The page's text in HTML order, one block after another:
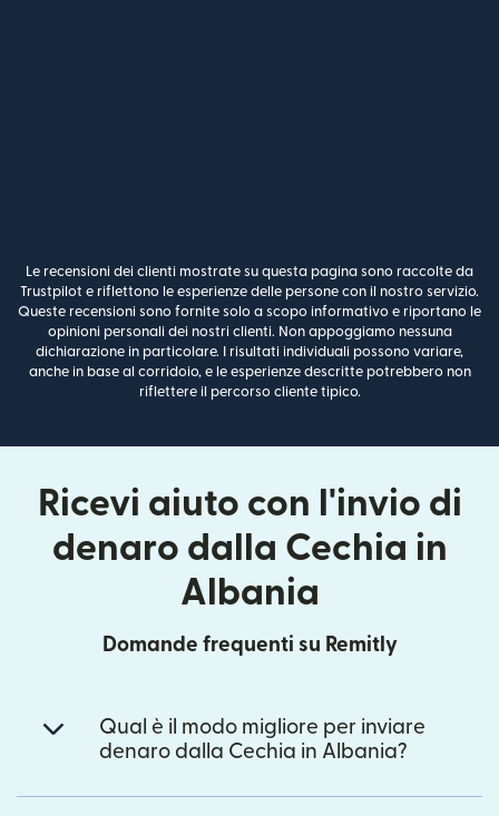
Le recensioni dei clienti mostrate su questa pagina sono raccolte da
Trustpilot e riflettono le esperienze delle persone con il nostro servizio.
Queste recensioni sono fornite solo a scopo informativo e riportano le
opinioni personali dei nostri clienti. Non appoggiamo nessuna
dichiarazione in particolare. I risultati individuali possono variare,
anche in base al corridoio, e le esperienze descritte potrebbero non
riflettere il percorso cliente tipico.
Ricevi aiuto con l'invio di
denaro dalla Cechia in
Albania
Domande frequenti su Remitly
Qual è il modo migliore per inviare
denaro dalla Cechia in Albania?